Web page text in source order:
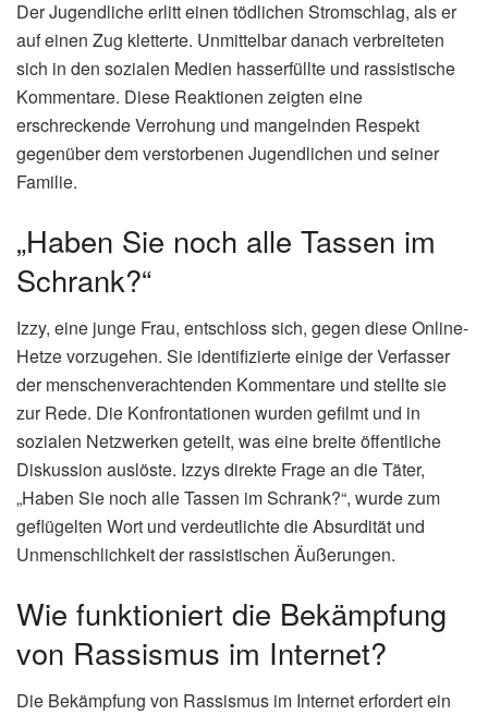
Der Jugendliche erlitt einen tödlichen Stromschlag, als er
auf einen Zug kletterte. Unmittelbar danach verbreiteten
sich in den sozialen Medien hasserfüllte und rassistische
Kommentare. Diese Reaktionen zeigten eine
erschreckende Verrohung und mangelnden Respekt
gegenüber dem verstorbenen Jugendlichen und seiner
Familie.
„Haben Sie noch alle Tassen im
Schrank?“
Izzy, eine junge Frau, entschloss sich, gegen diese Online-
Hetze vorzugehen. Sie identifizierte einige der Verfasser
der menschenverachtenden Kommentare und stellte sie
zur Rede. Die Konfrontationen wurden gefilmt und in
sozialen Netzwerken geteilt, was eine breite öffentliche
Diskussion auslöste. Izzys direkte Frage an die Täter,
„Haben Sie noch alle Tassen im Schrank?“, wurde zum
geflügelten Wort und verdeutlichte die Absurdität und
Unmenschlichkeit der rassistischen Äußerungen.
Wie funktioniert die Bekämpfung
von Rassismus im Internet?
Die Bekämpfung von Rassismus im Internet erfordert ein